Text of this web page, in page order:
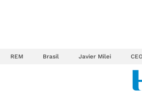
REM Brasil Javier Milei